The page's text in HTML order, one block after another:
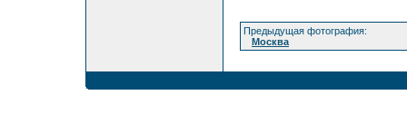
Предыдущая фотография:
Москва